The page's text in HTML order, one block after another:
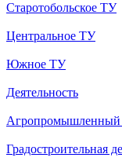
Старотобольское ТУ
Центральное ТУ
Южное ТУ
Деятельность
Агропромышленный
Градостроительная